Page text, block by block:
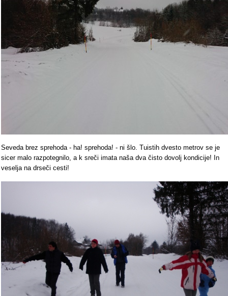
Seveda brez sprehoda - ha! sprehoda! - ni šlo. Tuistih dvesto metrov se je
sicer malo razpotegnilo, a k sreči imata naša dva čisto dovolj kondicije! In
veselja na drseči cesti!